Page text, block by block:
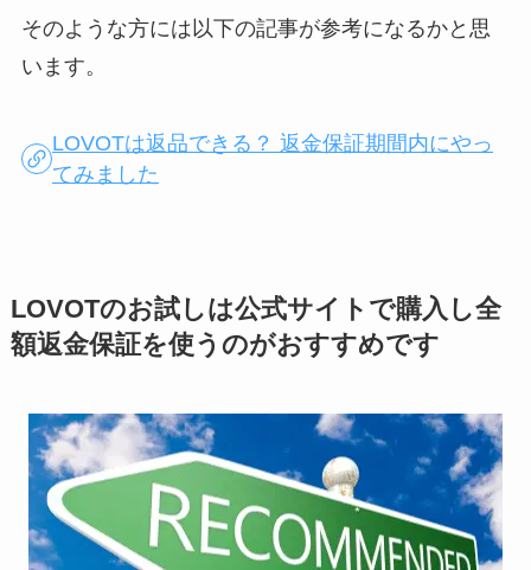
そのような方には以下の記事が参考になるかと思
います。
LOVOTは返品できる？ 返金保証期間内にやっ
てみました
LOVOTのお試しは公式サイトで購入し全
額返金保証を使うのがおすすめです